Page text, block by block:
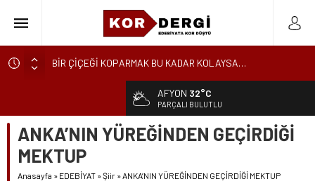
BİR ÇİÇEĞİ KOPARMAK BU KADAR KOLAYSA…
KÜRESEL ENGEREK
YUVANIN TA KENDİSİ
KARALAMALAR
AFYON 32°C
PARÇALI BULUTLU
ANKA’NIN YÜREĞİNDEN GEÇİRDİĞİ
MEKTUP
Anasayfa » EDEBİYAT »Şiir »ANKA’NIN YÜREĞİNDEN GEÇİRDİĞİ MEKTUP